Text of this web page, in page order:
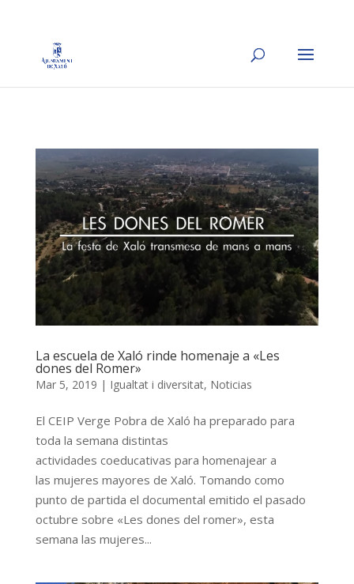
La escuela de Xaló rinde homenaje a «Les
dones del Romer»
Mar 5, 2019 | Igualtat i diversitat, Noticias
El CEIP Verge Pobra de Xaló ha preparado para
toda la semana distintas
actividades coeducativas para homenajear a
las mujeres mayores de Xaló. Tomando como
punto de partida el documental emitido el pasado
octubre sobre «Les dones del romer», esta
semana las mujeres...